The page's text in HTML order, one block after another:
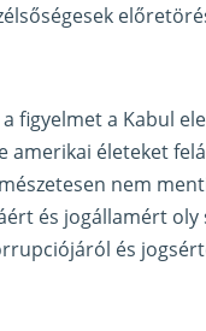
figyelmet a Kabul
életeket
nem
és jogállamért oly
és